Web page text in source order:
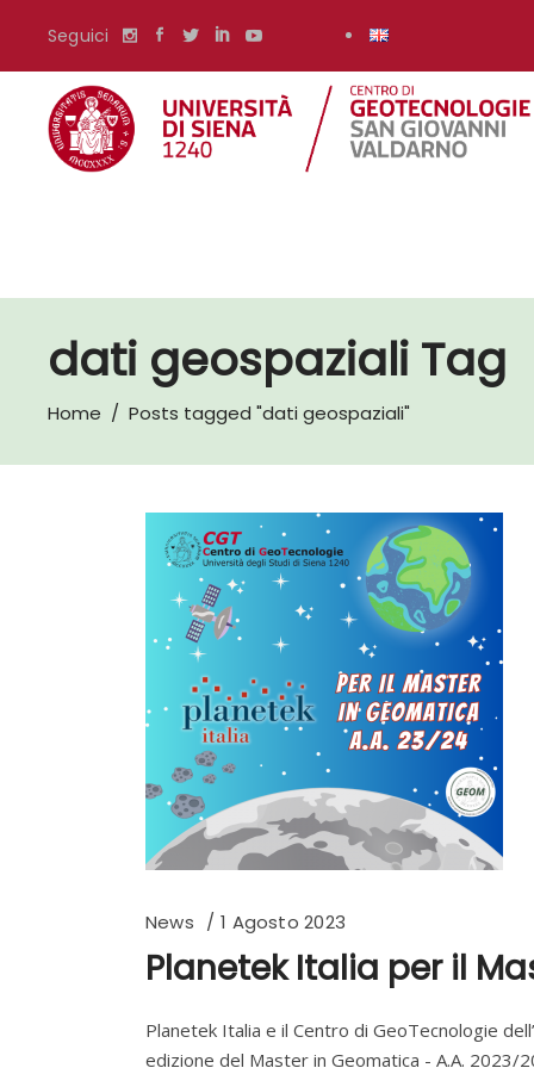
Seguici
dati geospaziali Tag
Home / Posts tagged "dati geospaziali"
News 1 Agosto 2023
Planetek Italia per il
Planetek Italia e il Centro di GeoTecnologie
edizione del Master in Geomatica - A.A.